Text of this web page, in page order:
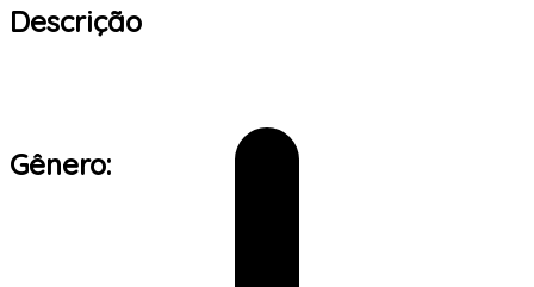
Descrição
Gênero: